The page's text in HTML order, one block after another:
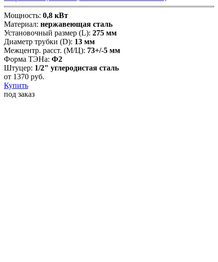
Мощность: 0,8 кВт
Материал: нержавеющая сталь
Установочный размер (L): 275 мм
Диаметр трубки (D): 13 мм
Межцентр. расст. (М/Ц): 73+/-5 мм
Форма ТЭНа: Ф2
Штуцер: 1/2" углеродистая сталь
от 1370 руб.
Купить
под заказ